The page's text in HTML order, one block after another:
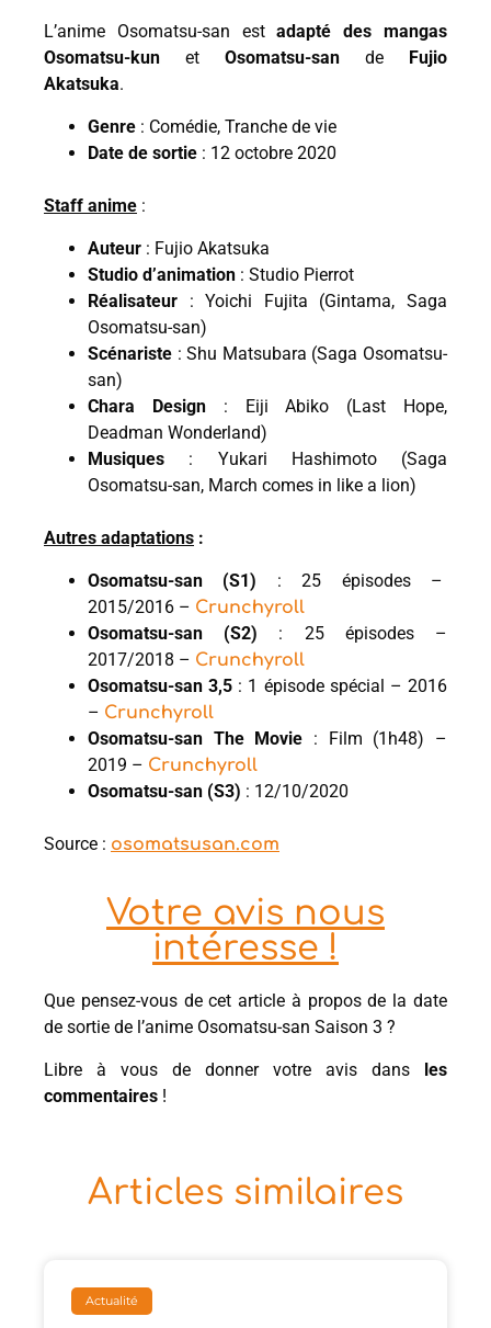
L’anime Osomatsu-san estadapté des mangas
Osomatsu-kun et Osomatsu-san de
Fujio
Akatsuka.
Genre : Comédie, Tranche de vie
Date de sortie : 12 octobre 2020
Staff anime :
Auteur : Fujio Akatsuka
Studio d’animation : Studio Pierrot
Réalisateur : Yoichi Fujita (Gintama, Saga
Osomatsu-san)
Scénariste : Shu Matsubara (Saga Osomatsu-
san)
Chara Design: Eiji Abiko (Last Hope,
Deadman Wonderland)
Musiques : Yukari Hashimoto (Saga
Osomatsu-san, March comes in like a lion)
Autres adaptations :
Osomatsu-san (S1) : 25 épisodes –
2015/2016 – Crunchyroll
Osomatsu-san (S2) : 25 épisodes –
2017/2018 – Crunchyroll
Osomatsu-san 3,5 : 1 épisode spécial – 2016
– Crunchyroll
Osomatsu-san The Movie : Film (1h48) –
2019 – Crunchyroll
Osomatsu-san (S3) : 12/10/2020
Source : osomatsusan.com
Votre avis nous
intéresse !
Que pensez-vous de cet article à propos de la date
de sortie de l’anime Osomatsu-san Saison 3 ?
Libre à vous de donner votre avis dans
les
commentaires !
Articles similaires
Actualité